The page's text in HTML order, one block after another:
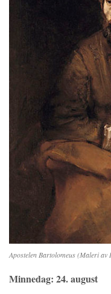
Apostelen Bartolomeus (Maleri av
Minnedag: 24. august